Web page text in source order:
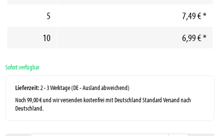
5
7,49 €*
10
6,99 €*
Sofort verfügbar
Lieferzeit:2 - 3 Werktage(DE - Ausland abweichend)
Noch 99,00 € und wir versenden kostenfrei mit Deutschland Standard Versand nach
Deutschland.